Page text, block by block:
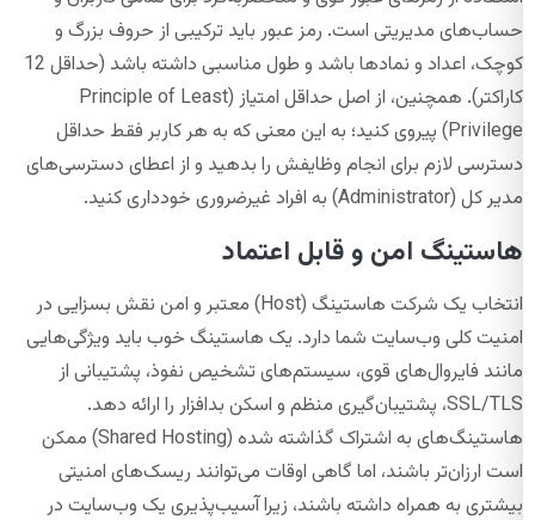
حساب‌های مدیریتی است. رمز عبور باید ترکیبی از حروف بزرگ و
کوچک، اعداد و نمادها باشد و طول مناسبی داشته باشد (حداقل 12
کاراکتر). همچنین، از اصل حداقل امتیاز (Principle of Least
Privilege) پیروی کنید؛ به این معنی که به هر کاربر فقط حداقل
دسترسی لازم برای انجام وظایفش را بدهید و از اعطای دسترسی‌های
مدیر کل (Administrator) به افراد غیرضروری خودداری کنید.
هاستینگ امن و قابل اعتماد
انتخاب یک شرکت هاستینگ (Host) معتبر و امن نقش بسزایی در
امنیت کلی وب‌سایت شما دارد. یک هاستینگ خوب باید ویژگی‌هایی
مانند فایروال‌های قوی، سیستم‌های تشخیص نفوذ، پشتیبانی از
SSL/TLS، پشتیبان‌گیری منظم و اسکن بدافزار را ارائه دهد.
هاستینگ‌های به اشتراک گذاشته شده (Shared Hosting) ممکن
است ارزان‌تر باشند، اما گاهی اوقات می‌توانند ریسک‌های امنیتی
بیشتری به همراه داشته باشند، زیرا آسیب‌پذیری یک وب‌سایت در